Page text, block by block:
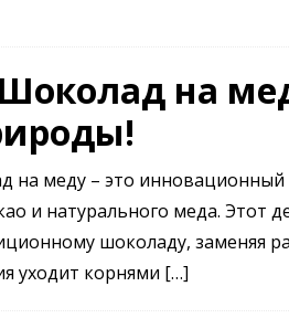
Шоколад на
на меду – это
и натурального меда. Этот
шоколаду, заменяя
уходит корнями […]